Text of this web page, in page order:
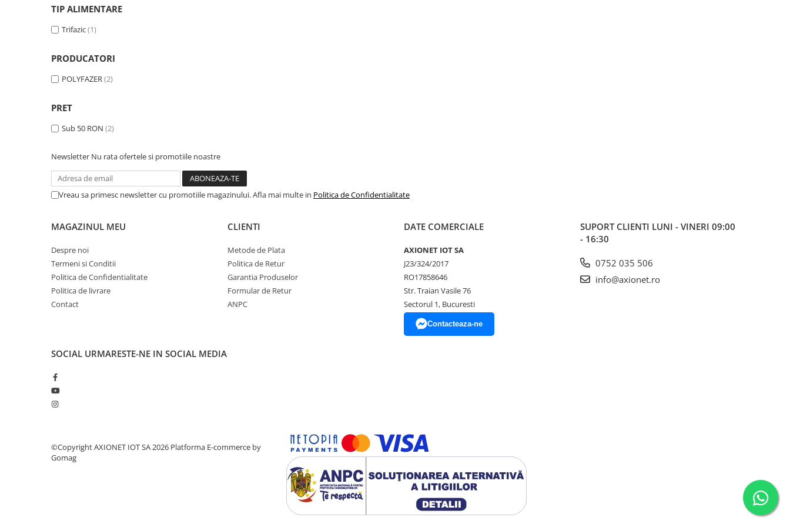
TIP ALIMENTARE
Trifazic(1)
PRODUCATORI
POLYFAZER(2)
PRET
Sub 50 RON (2)
Newsletter Nu rata ofertele si promotiile noastre
Vreau sa primesc newsletter cu promotiile magazinului. Afla mai multe in Politica de Confidentialitate
MAGAZINUL MEU
Despre noi
Termeni si Conditii
Politica de Confidentialitate
Politica de livrare
Contact
CLIENTI
Metode de Plata
Politica de Retur
Garantia Produselor
Formular de Retur
ANPC
DATE COMERCIALE
AXIONET IOT SA
J23/324/2017
RO17858646
Str. Traian Vasile 76
Sectorul 1, Bucuresti
Contacteaza-ne
SUPORT CLIENTI LUNI - VINERI 09:00
- 16:30
0752 035 506
info@axionet.ro
SOCIAL URMARESTE-NE IN SOCIAL MEDIA
©Copyright AXIONET IOT SA 2026 Platforma E-commerce by
Gomag